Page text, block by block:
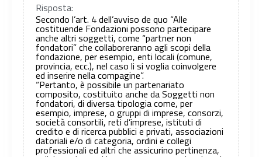
Risposta:
Secondo l’art. 4 dell’avviso de quo “Alle
costituende Fondazioni possono partecipare
anche altri soggetti, come “partner non
fondatori” che collaboreranno agli scopi della
fondazione, per esempio, enti locali (comune,
provincia, ecc.), nel caso li si voglia coinvolgere
ed inserire nella compagine”.
“Pertanto, è possibile un partenariato
composito, costituito anche da Soggetti non
fondatori, di diversa tipologia come, per
esempio, imprese, o gruppi di imprese, consorzi,
società consortili, reti d’imprese, istituti di
credito e di ricerca pubblici e privati, associazioni
datoriali e/o di categoria, ordini e collegi
professionali ed altri che assicurino pertinenza,